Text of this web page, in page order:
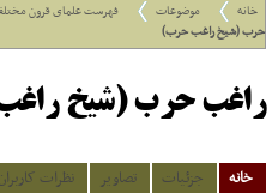
خانه موضوعات فهرست علمای قرون
حرب (شیخ راغب حرب)
راغب حرب (شیخ
خانه جزئیات تصاویر نظرات کاربران